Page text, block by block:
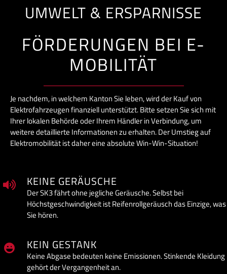
UMWELT & ERSPARNISSE
FÖRDERUNGEN BEI E-
MOBILITÄT
Je nachdem, in welchem Kanton Sie leben, wird der Kauf von
Elektrofahrzeugen finanziell unterstützt. Bitte setzen Sie sich mit
Ihrer lokalen Behörde oder Ihrem Händler in Verbindung, um
weitere detaillierte Informationen zu erhalten. Der Umstieg auf
Elektromobilität ist daher eine absolute Win-Win-Situation!
KEINE GERÄUSCHE
Der SK3 fährt ohne jegliche Geräusche. Selbst bei
Höchstgeschwindigkeit ist Reifenrollgeräusch das Einzige, was
Sie hören.
KEIN GESTANK
Keine Abgase bedeuten keine Emissionen. Stinkende Kleidung
gehört der Vergangenheit an.